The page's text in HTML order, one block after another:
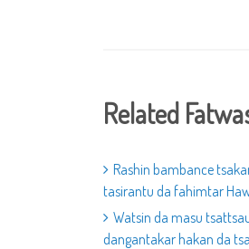
Related
Rashin bambance
tasirantu da fahimtar
Watsin da masu
dangantakar hakan da